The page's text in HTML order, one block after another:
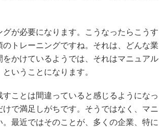
が必要になります。こうなったらこうす
トレーニングですね。それは、どんな業
かけているようでは、それはマニュアル
いうことになります。
ことは間違っていると感じるようになっ
で満足しがちです。そうではなく、マニ
最近ではそのことが、多くの企業、特に